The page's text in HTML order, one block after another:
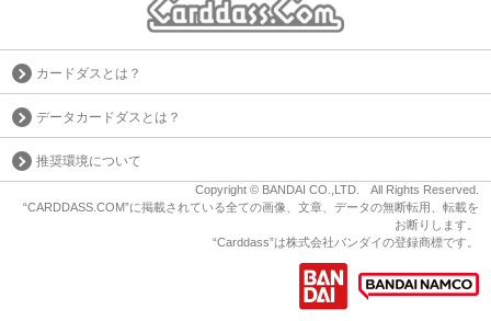
カードダスとは？
データカードダスとは？
推奨環境について
Copyright © BANDAI CO.,LTD. All Rights Reserved.
“CARDDASS.COM”に掲載されている全ての画像、文章、データの無断転用、転載を
お断りします。
“Carddass”は株式会社バンダイの登録商標です。